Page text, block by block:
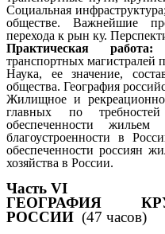
Социальная
обществе. Важнейшие
перехода к рын ку.
Практическая
транспортных магистралей
Наука, ее значение,
общества. География
Жилищное и
главных по
обеспеченности
благоустроенности в
обеспеченности россиян
хозяйства в России.
Часть VI
ГЕОГРАФИЯ
РОССИИ (47 часов)